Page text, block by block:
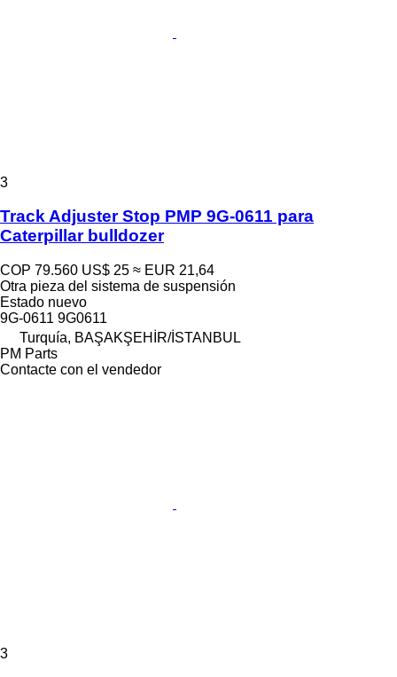
3
Track Adjuster Stop PMP 9G-0611 para
Caterpillar bulldozer
COP 79.560 US$ 25 ≈ EUR 21,64
Otra pieza del sistema de suspensión
Estado nuevo
9G-0611 9G0611
Turquía, BAŞAKŞEHİR/İSTANBUL
PM Parts
Contacte con el vendedor
3